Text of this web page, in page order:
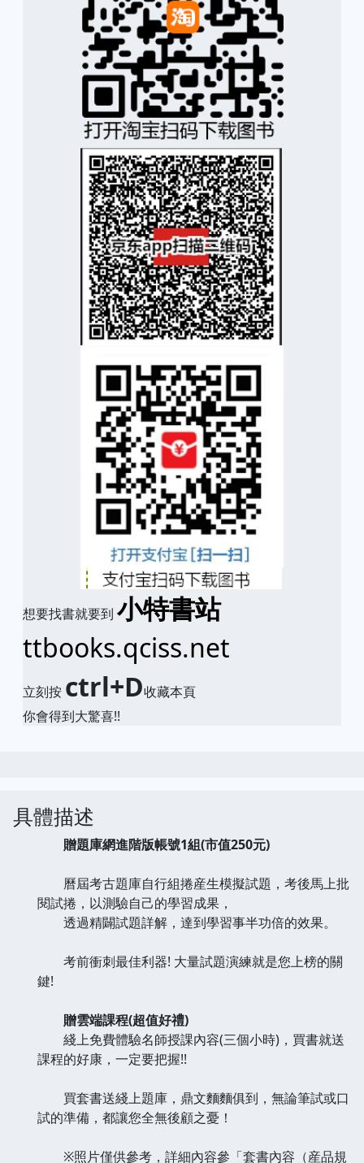
想要找書就要到 小特書站
ttbooks.qciss.net
立刻按 ctrl+D收藏本頁
你會得到大驚喜!!
具體描述
贈題庫網進階版帳號1組(市值250元)
曆屆考古題庫自行組捲産生模擬試題，考後馬上批
閱試捲，以測驗自己的學習成果，
透過精闢試題詳解，達到學習事半功倍的效果。
考前衝刺最佳利器! 大量試題演練就是您上榜的關
鍵!
贈雲端課程(超值好禮)
綫上免費體驗名師授課內容(三個小時)，買書就送
課程的好康，一定要把握!!
買套書送綫上題庫，鼎文麵麵俱到，無論筆試或口
試的準備，都讓您全無後顧之憂！
※照片僅供參考，詳細內容參「套書內容（産品規